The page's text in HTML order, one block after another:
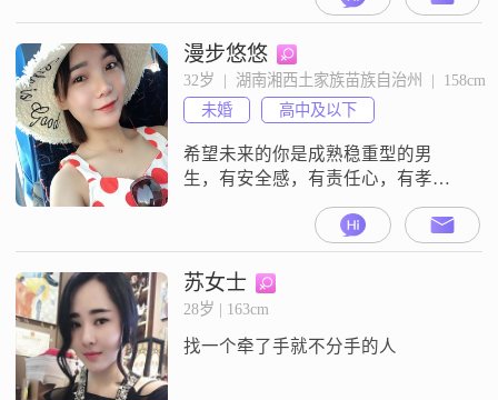
漫步悠悠
32岁  |  湖南湘西土家族苗族自治州  |  158cm
未婚
高中及以下
希望未来的你是成熟稳重型的男
生，有安全感，有责任心，有孝
苏女士
28岁 | 163cm
找一个牵了手就不分手的人